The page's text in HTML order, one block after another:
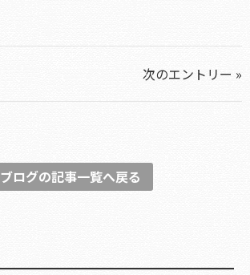
次のエントリー »
ブログの記事一覧へ戻る